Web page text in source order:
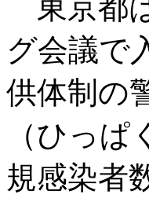
東京都
グ会議で
供体制の
（ひっ
規感染者